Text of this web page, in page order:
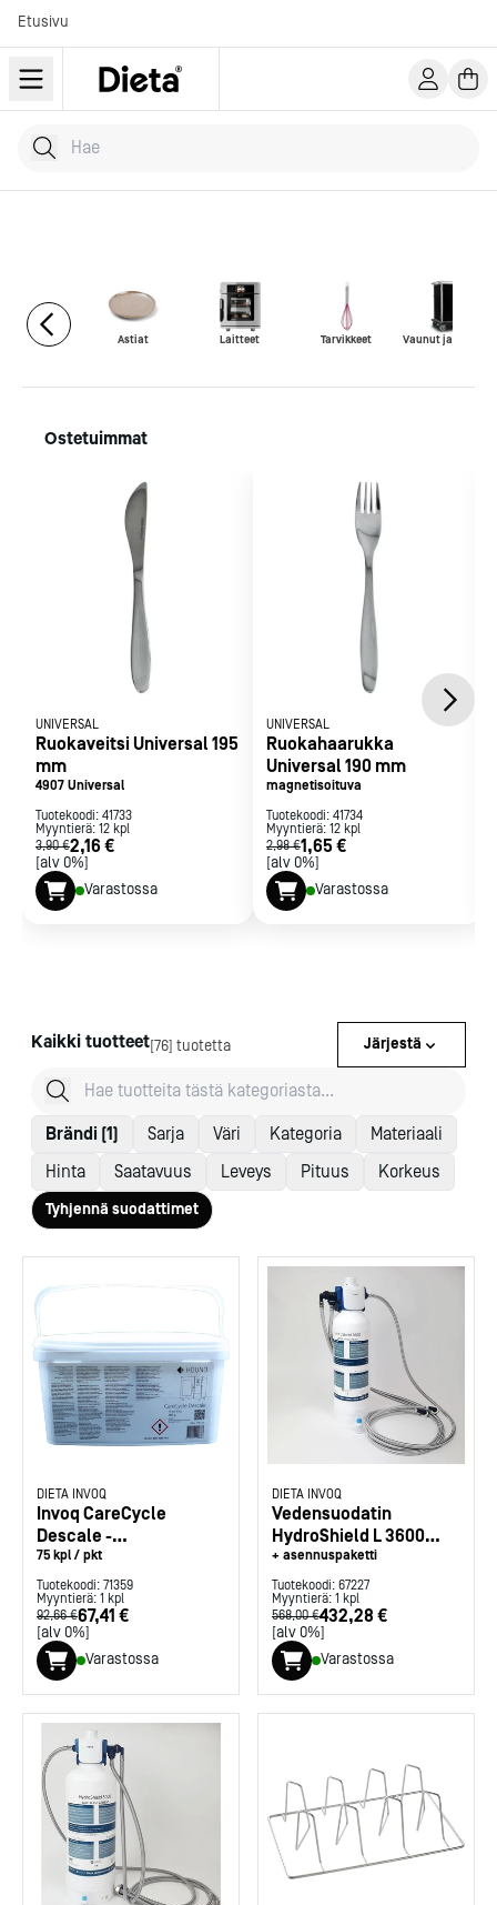
Etusivu
Hae tuotteita
Kirjoita hakusana...
Astiat Laitteet Tarvikkeet Vaunut ja
Ostetuimmat
UNIVERSAL
Ruokaveitsi Universal 195
mm
4907 Universal
Tuotekoodi: 41733
Myyntierä: 12 kpl
3,90 €2,16 €
[alv 0%]
Varastossa
UNIVERSAL
Ruokahaarukka
Universal 190 mm
magnetisoituva
Tuotekoodi: 41734
Myyntierä: 12 kpl
2,98 €1,65 €
[alv 0%]
Varastossa
Kaikki tuotteet[76] tuotetta Järjestä
Brändi (1) Sarja Väri Kategoria
Materiaali
Hinta
Saatavuus Leveys Pituus Korkeus
Tyhjennä suodattimet
DIETA INVOQ
Invoq CareCycle
Descale -
kalkinpoistotabletit
75 kpl / pkt
Tuotekoodi: 71359
Myyntierä: 1 kpl
92,66 €67,41 €
[alv 0%]
Varastossa
DIETA INVOQ
Vedensuodatin
HydroShield L 3600
Invoq, WS A-2-C
+ asennuspaketti
Tuotekoodi: 67227
Myyntierä: 1 kpl
568,00 €432,28 €
[alv 0%]
Varastossa